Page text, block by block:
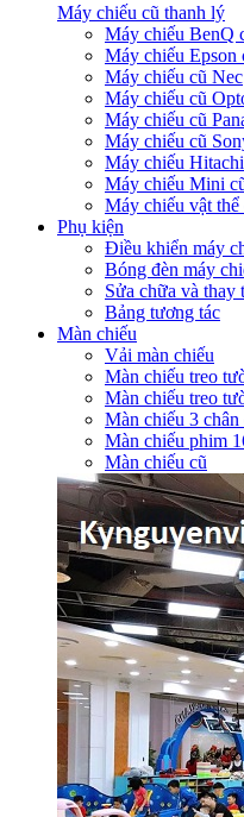
Máy chiếu cũ thanh lý
Máy chiếu BenQ
Máy chiếu Epson
Máy chiếu cũ Nec
Máy chiếu cũ
Máy chiếu cũ
Máy chiếu cũ
Máy chiếu
Máy chiếu Mini
Máy chiếu vật thể
Phụ kiện
Điều khiển máy
Bóng đèn máy
Sửa chữa và thay
Bảng tương tác
Màn chiếu
Vải màn chiếu
Màn chiếu treo
Màn chiếu treo
Màn chiếu 3
Màn chiếu phim
Màn chiếu cũ